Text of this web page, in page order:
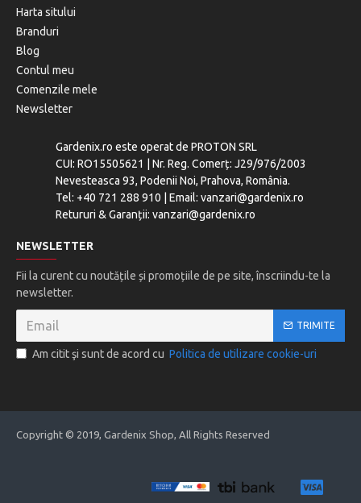
Harta sitului
Branduri
Blog
Contul meu
Comenzile mele
Newsletter
Gardenix.ro este operat de PROTON SRL
CUI: RO15505621 | Nr. Reg. Comerț: J29/976/2003
Nevesteasca 93, Podenii Noi, Prahova, România.
Tel: +40 721 288 910 | Email: vanzari@gardenix.ro
Retururi & Garanții: vanzari@gardenix.ro
NEWSLETTER
Fii la curent cu noutățile și promoțiile de pe site, înscriindu-te la
newsletter.
TRIMITE
Am citit şi sunt de acord cu Politica de utilizare cookie-uri
Copyright © 2019, Gardenix Shop, All Rights Reserved